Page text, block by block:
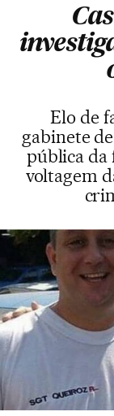
Elo de
gabinete
pública da
voltagem